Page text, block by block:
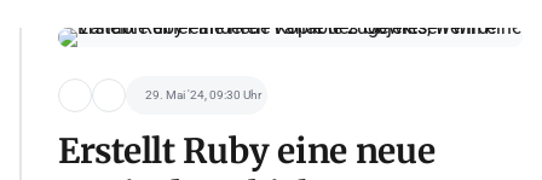
29. Mai '24, 09:30 Uhr
Erstellt Ruby eine neue